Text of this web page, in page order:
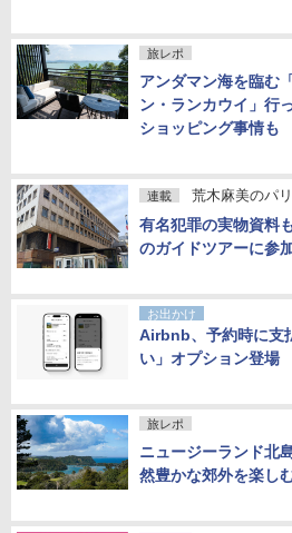
旅レポ
アンダマン海を臨む
ン・ランカウイ」行
ショッピング事情も
連載 荒木麻美のパ
有名犯罪の実物資料
のガイドツアーに参
お出かけ
Airbnb、予約時に支
い」オプション登場
旅レポ
ニュージーランド北
然豊かな郊外を楽し